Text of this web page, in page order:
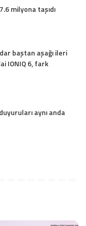
milyona taşıdı
baştan aşağı ileri
IONIQ 6, fark
aynı anda